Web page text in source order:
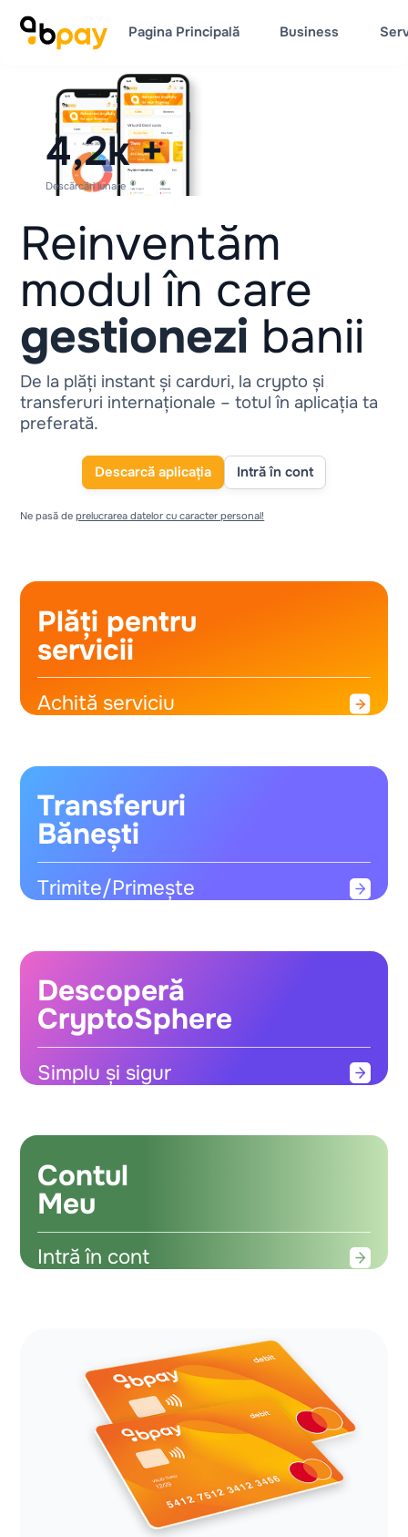
Pagina Principală Business
4,2k +
Descărcări lunare
Reinventăm
modul în care
gestionezi banii
De la plăți instant și carduri, la crypto și
transferuri internaționale – totul în aplicația ta
preferată.
Descarcă aplicația Intră în cont
Ne pasă deprelucrarea datelor cu caracter personal!
Plăți pentru
servicii
Achită serviciu
Transferuri
Bănești
Trimite/Primește
Descoperă
CryptoSphere
Simplu și sigur
Contul
Meu
Intră în cont